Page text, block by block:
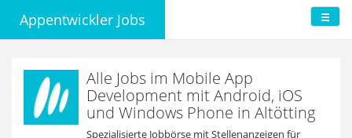
Appentwickler Jobs
Alle Jobs im Mobile App
Development mit Android, iOS
und Windows Phone in Altötting
Spezialisierte Jobbörse mit Stellenanzeigen für